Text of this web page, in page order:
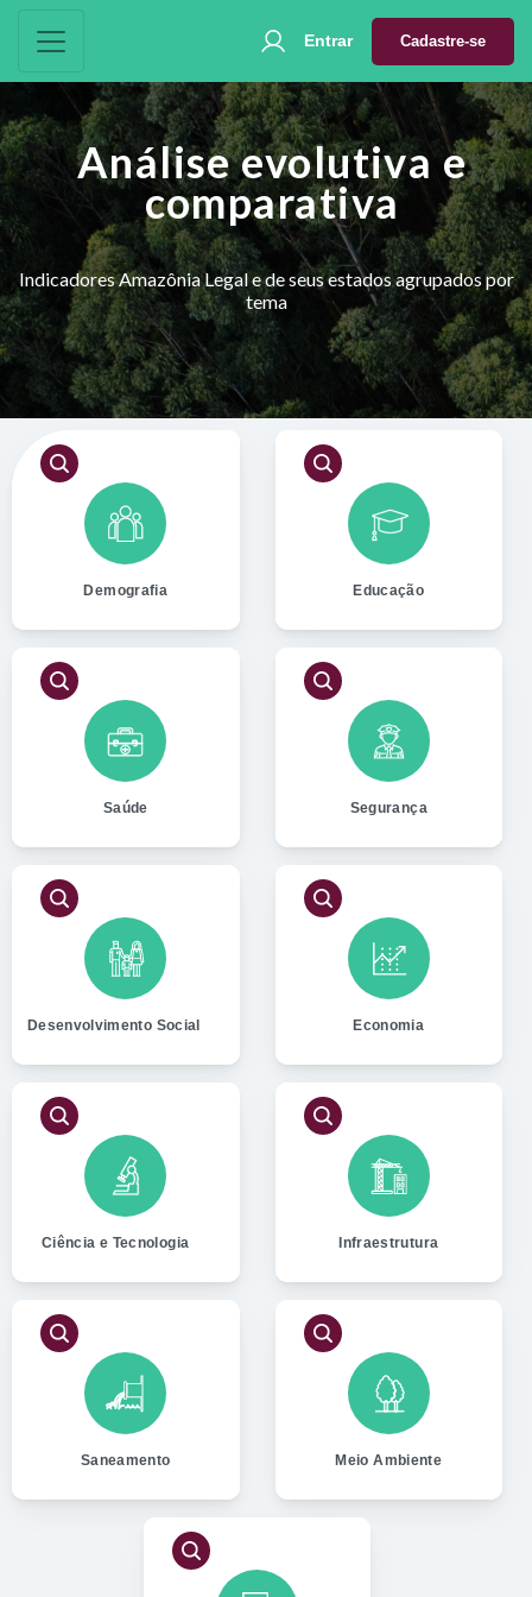
Entrar Cadastre-se
Análise evolutiva e
comparativa
Indicadores Amazônia Legal e de seus estados agrupados por
tema
Demografia Educação
Saúde Segurança
Desenvolvimento Social Economia
Ciência e Tecnologia Infraestrutura
Saneamento Meio Ambiente